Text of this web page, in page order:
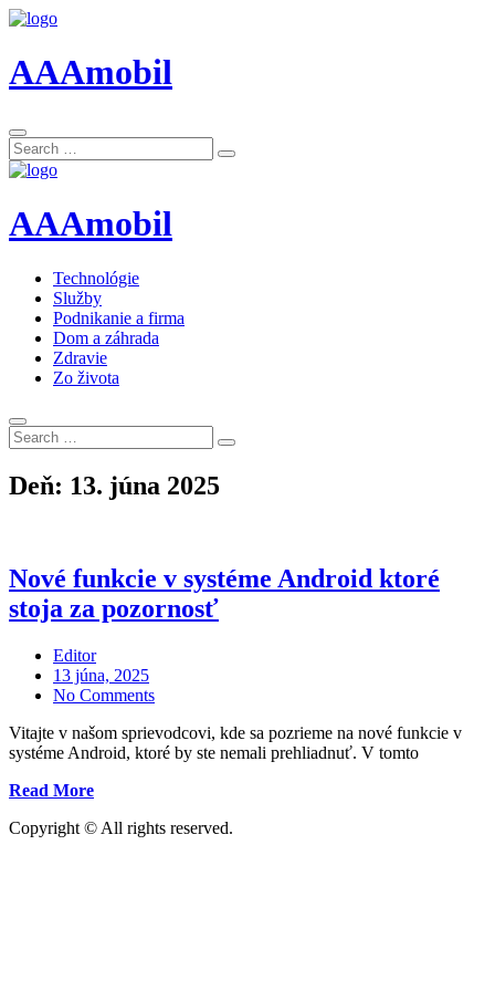
AAAmobil
Search
for:
Search
AAAmobil
Technológie
Služby
Podnikanie a firma
Dom a záhrada
Zdravie
Zo života
Search
for:
Search
Deň: 13. júna 2025
Nové funkcie v systéme Android ktoré
stoja za pozornosť
Editor
Posted
on
13 júna, 2025
No Comments
Vitajte v našom sprievodcovi, kde sa pozrieme na nové funkcie v
systéme Android, ktoré by ste nemali prehliadnuť. V tomto
Read More„Nové
v
Copyright © All rights reserved.